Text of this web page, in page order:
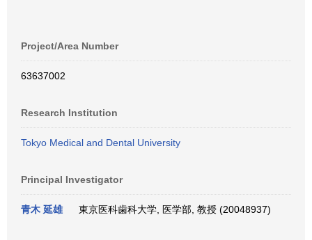
Project/Area Number
63637002
Research Institution
Tokyo Medical and Dental University
Principal Investigator
青木 延雄 東京医科歯科大学, 医学部, 教授 (20048937)